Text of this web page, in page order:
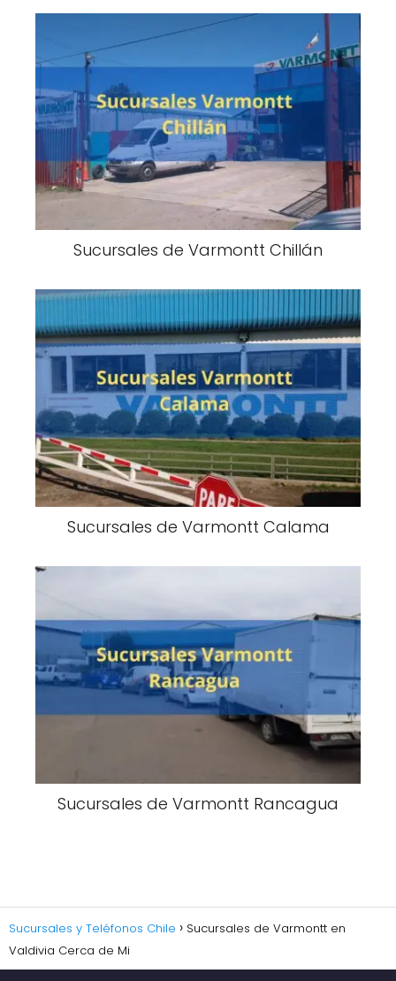
Sucursales de Varmontt Chillán
Sucursales de Varmontt Calama
Sucursales de Varmontt Rancagua
Sucursales y Teléfonos Chile
Sucursales de Varmontt en
Valdivia Cerca de Mi